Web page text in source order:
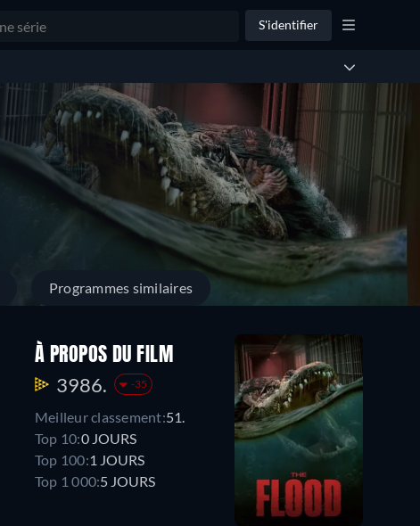
S'identifier
Programmes similaires
À PROPOS DU FILM
3986. -35
Meilleur classement:51.
Top 10:0 JOURS
Top 100:1 JOURS
Top 1 000:5 JOURS